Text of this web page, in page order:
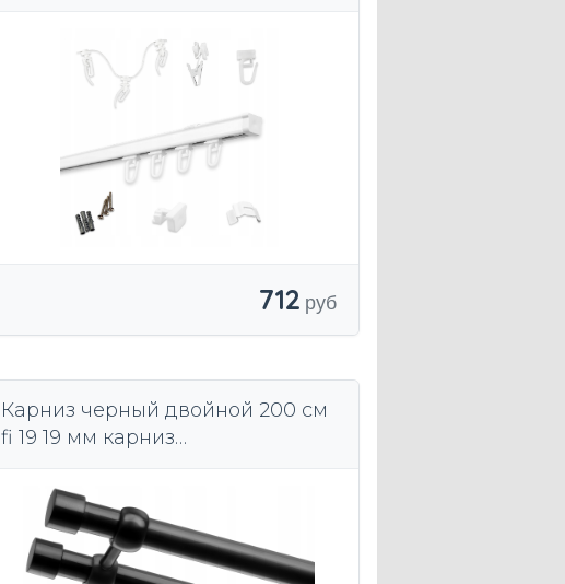
карнизы для карнизов по
размеру
712
Карниз черный двойной 200 см
fi 19 19 мм карниз